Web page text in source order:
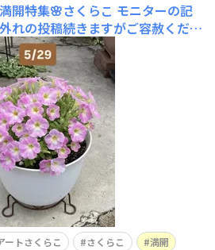
開特集🌸さくらこ モニターの記
れの投稿続きますがご容赦くださ
ピンチから約5週間❷ 6/22切り戻
しから11日❹ 7/287/27に満開な
まで咲かせ続けた満開から 12日❺
ートさくらこ さくらこ
満開